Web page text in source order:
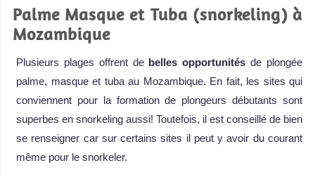
Palme Masque et Tuba (snorkeling) à
Mozambique
Plusieurs plages offrent de belles opportunités de plongée
palme, masque et tuba au Mozambique. En fait, les sites qui
conviennent pour la formation de plongeurs débutants sont
superbes en snorkeling aussi! Toutefois, il est conseillé de bien
se renseigner car sur certains sites il peut y avoir du courant
même pour le snorkeler.